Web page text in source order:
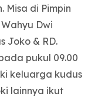
Misa di Pimpin
Dwi
Joko & RD.
pukul 09.00
keluarga kudus
lainnya ikut